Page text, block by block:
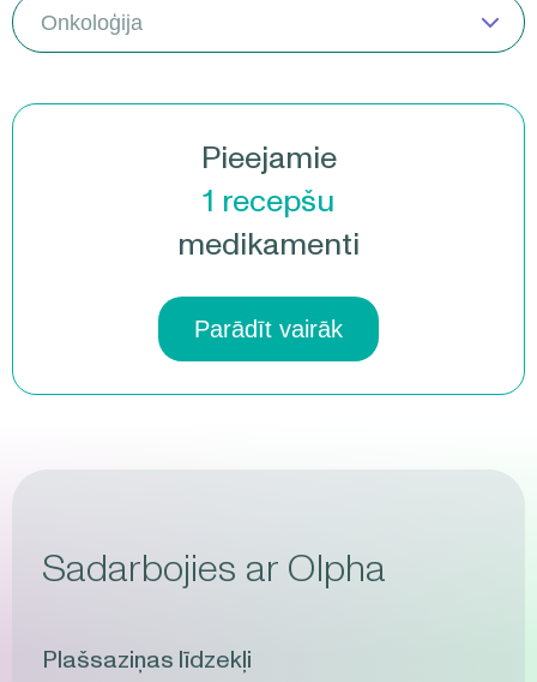
Pieejamie
1 recepšu
medikamenti
Parādīt vairāk
Sadarbojies ar Olpha
Plašsaziņas līdzekļi